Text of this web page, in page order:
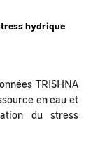
hydrique
TRISHNA
en eau et
du stress